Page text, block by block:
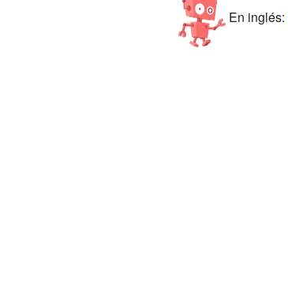
En inglés: